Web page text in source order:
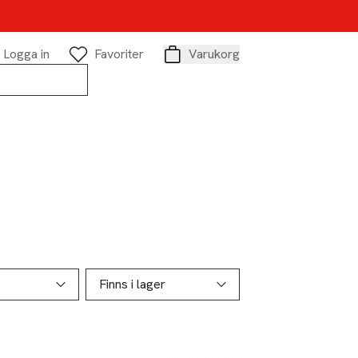
Logga in
Favoriter
Varukorg
Finns i lager